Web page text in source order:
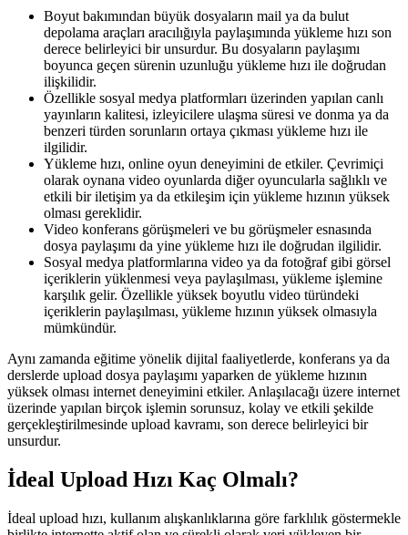
Boyut bakımından büyük dosyaların mail ya da bulut
depolama araçları aracılığıyla paylaşımında yükleme hızı son
derece belirleyici bir unsurdur. Bu dosyaların paylaşımı
boyunca geçen sürenin uzunluğu yükleme hızı ile doğrudan
ilişkilidir.
Özellikle sosyal medya platformları üzerinden yapılan canlı
yayınların kalitesi, izleyicilere ulaşma süresi ve donma ya da
benzeri türden sorunların ortaya çıkması yükleme hızı ile
ilgilidir.
Yükleme hızı, online oyun deneyimini de etkiler. Çevrimiçi
olarak oynana video oyunlarda diğer oyuncularla sağlıklı ve
etkili bir iletişim ya da etkileşim için yükleme hızının yüksek
olması gereklidir.
Video konferans görüşmeleri ve bu görüşmeler esnasında
dosya paylaşımı da yine yükleme hızı ile doğrudan ilgilidir.
Sosyal medya platformlarına video ya da fotoğraf gibi görsel
içeriklerin yüklenmesi veya paylaşılması, yükleme işlemine
karşılık gelir. Özellikle yüksek boyutlu video türündeki
içeriklerin paylaşılması, yükleme hızının yüksek olmasıyla
mümkündür.
Aynı zamanda eğitime yönelik dijital faaliyetlerde, konferans ya da
derslerde upload dosya paylaşımı yaparken de yükleme hızının
yüksek olması internet deneyimini etkiler. Anlaşılacağı üzere internet
üzerinde yapılan birçok işlemin sorunsuz, kolay ve etkili şekilde
gerçekleştirilmesinde upload kavramı, son derece belirleyici bir
unsurdur.
İdeal Upload Hızı Kaç Olmalı?
İdeal upload hızı, kullanım alışkanlıklarına göre farklılık göstermekle